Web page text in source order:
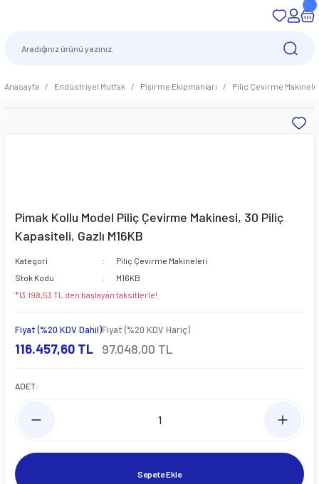
Anasayfa Endüstriyel Mutfak Pişirme Ekipmanları Piliç Çevirme
Pimak Kollu Model Piliç Çevirme Makinesi, 30 Piliç
Kapasiteli, Gazlı M16KB
Kategori
Piliç Çevirme Makineleri
Stok Kodu
M16KB
*13.198,53 TL den başlayan taksitlerle!
Fiyat (%20 KDV Dahil)
116.457,60 TL
Fiyat (%20 KDV Hariç)
97.048,00 TL
ADET:
Sepete Ekle